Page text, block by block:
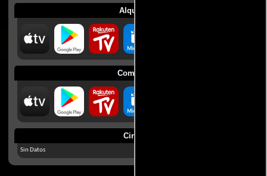
Alquilar
Comprar
Cines
Sin Datos